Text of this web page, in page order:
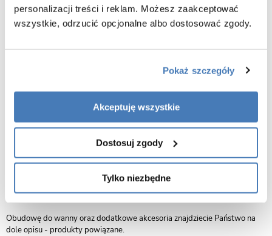
personalizacji treści i reklam. Możesz zaakceptować
wszystkie, odrzucić opcjonalne albo dostosować zgody.
Pokaż szczegóły
Akceptuję wszystkie
Dostosuj zgody
Tylko niezbędne
Model wanny / prawyWanna akrylowa Besco
170 cm
Wysokość:
55 cm
biały
Kształt:
nowoczesny
regulowany stelaż
Gwarancja
10 lat
Obudowę do wanny oraz dodatkowe akcesoria znajdziecie Państwo na
dole opisu - produkty powiązane.